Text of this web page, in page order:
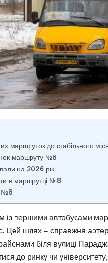
маршруток до стабільного
маршруту №8
на 2026 рік
в маршрутці №8
№8
із першими автобусами
Цей шлях — справжня
біля вулиці
до ринку чи